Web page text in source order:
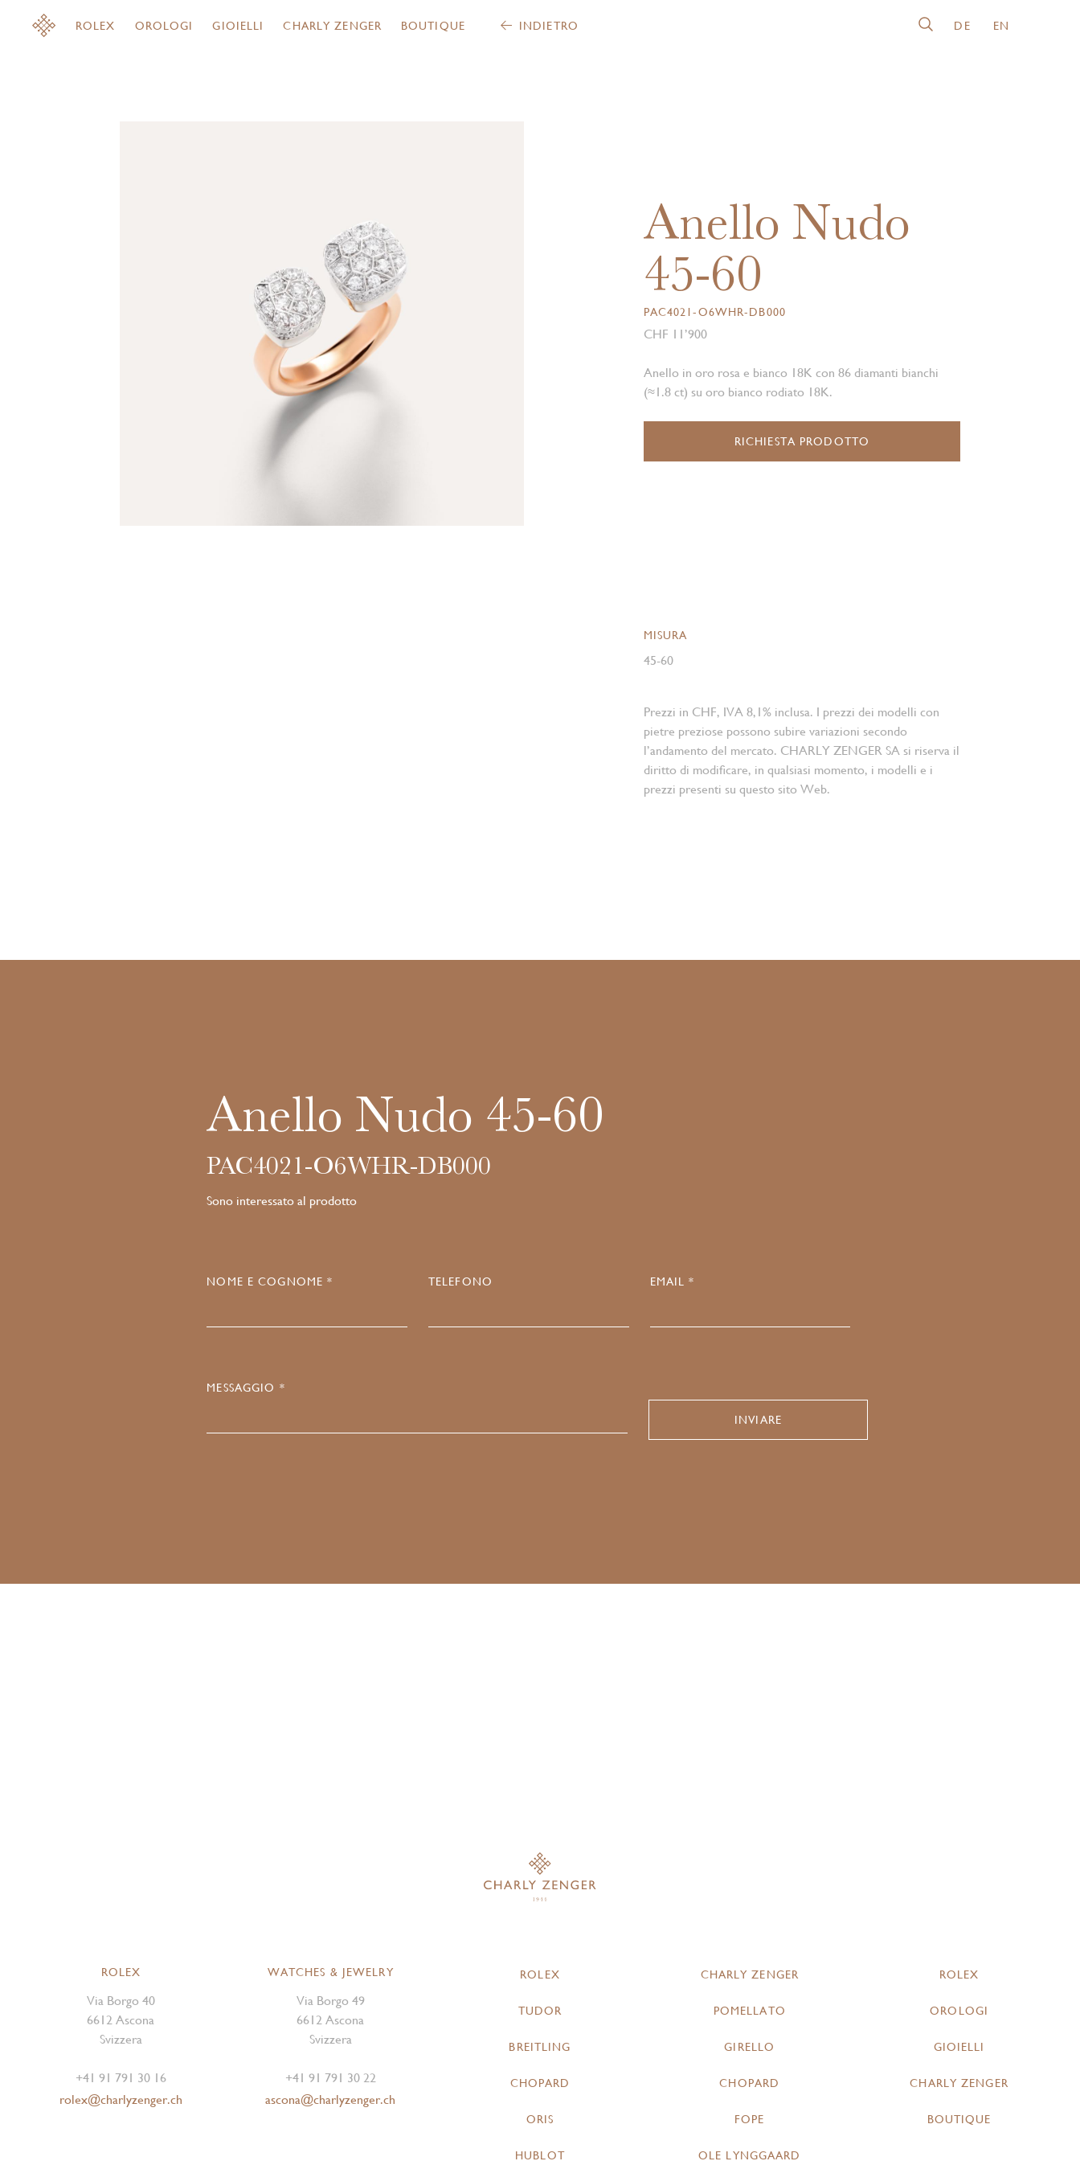
ROLEX OROLOGI GIOIELLI CHARLY ZENGER BOUTIQUE INDIETRO DE EN
Anello Nudo
45-60
PAC4021-O6WHR-DB000
CHF 11’900
Anello in oro rosa e bianco 18K con 86 diamanti bianchi
(≈1.8 ct) su oro bianco rodiato 18K.
RICHIESTA PRODOTTO
MISURA
45-60
Prezzi in CHF, IVA 8,1% inclusa. I prezzi dei modelli con
pietre preziose possono subire variazioni secondo
l’andamento del mercato. CHARLY ZENGER SA si riserva il
diritto di modificare, in qualsiasi momento, i modelli e i
prezzi presenti su questo sito Web.
Anello Nudo 45-60
PAC4021-O6WHR-DB000
Sono interessato al prodotto
NOME E COGNOME * TELEFONO EMAIL *
MESSAGGIO *
ROLEX
Via Borgo 40
6612 Ascona
Svizzera
+41 91 791 30 16
rolex@charlyzenger.ch
WATCHES & JEWELRY
Via Borgo 49
6612 Ascona
Svizzera
+41 91 791 30 22
ascona@charlyzenger.ch
ROLEX
TUDOR
BREITLING
CHOPARD
ORIS
HUBLOT
CHARLY ZENGER
POMELLATO
GIRELLO
CHOPARD
FOPE
OLE LYNGGAARD
ROLEX
OROLOGI
GIOIELLI
CHARLY ZENGER
BOUTIQUE